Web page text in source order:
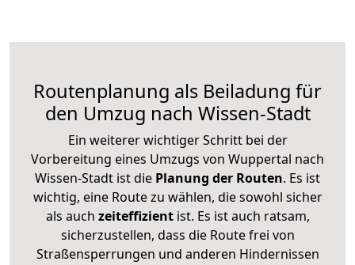
Routenplanung als Beiladung für
den Umzug nach Wissen-Stadt
Ein weiterer wichtiger Schritt bei der
Vorbereitung eines Umzugs von Wuppertal nach
Wissen-Stadt ist die Planung der Routen. Es ist
wichtig, eine Route zu wählen, die sowohl sicher
als auch zeiteffizientist. Es ist auch ratsam,
sicherzustellen, dass die Route frei von
Straßensperrungen und anderen Hindernissen